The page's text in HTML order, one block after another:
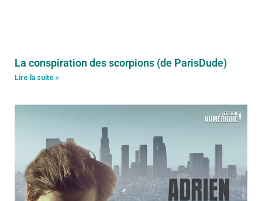
La conspiration des scorpions (de ParisDude)
Lire la suite »